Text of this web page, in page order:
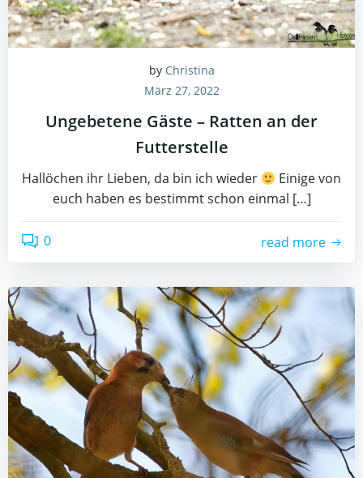
by Christina
März 27, 2022
Ungebetene Gäste – Ratten an der
Futterstelle
Hallöchen ihr Lieben, da bin ich wieder
Einige von
euch haben es bestimmt schon einmal […]
0 read more